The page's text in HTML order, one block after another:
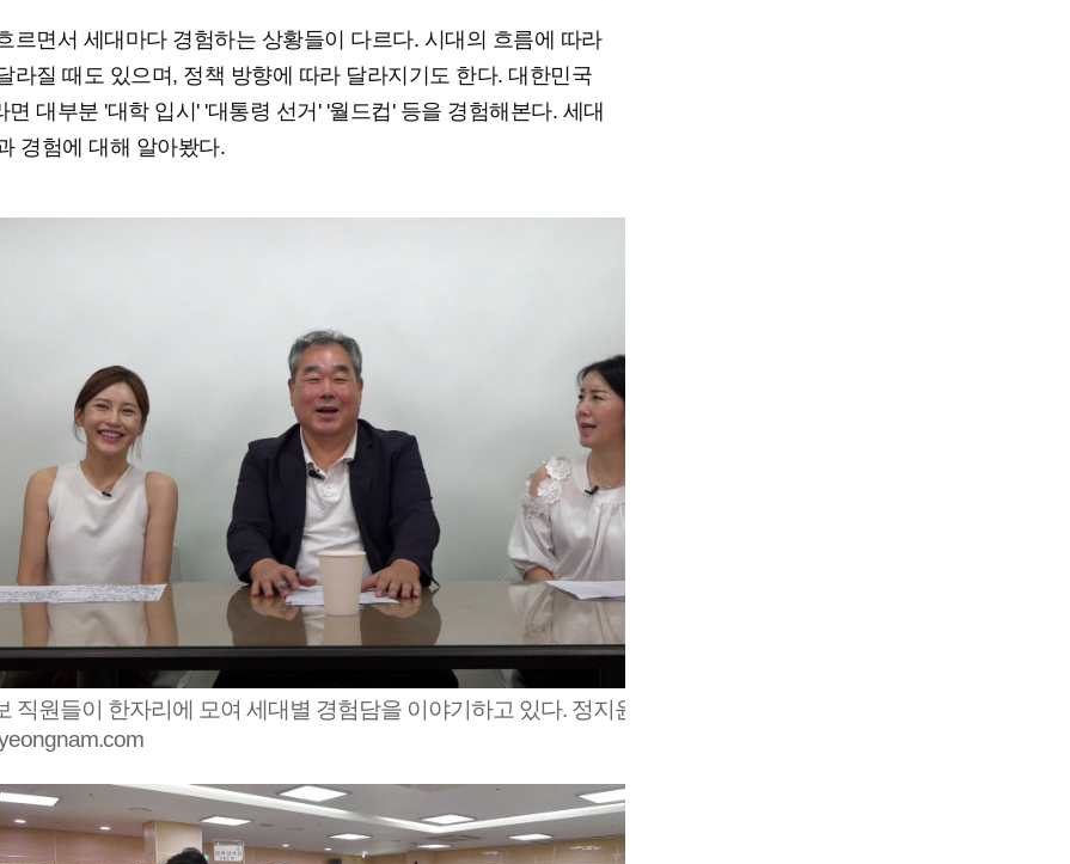
르면서 세대마다 경험하는 상황들이 다르다. 시대의 흐름에 따라
라질 때도 있으며, 정책 방향에 따라 달라지기도 한다. 대한민국
면 대부분 '대학 입시' '대통령 선거' '월드컵' 등을 경험해본다. 세대
경험에 대해 알아봤다.
직원들이 한자리에 모여 세대별 경험담을 이야기하고 있다. 정지윤기자